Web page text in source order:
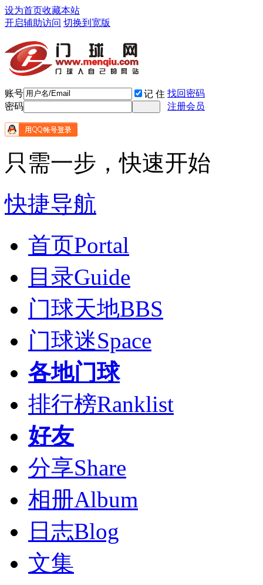
设为首页收藏本站
开启辅助访问 切换到宽版
账号 记 住 找回密码
密码
注册会员
只需一步，快速开始
快捷导航
首页Portal
目录Guide
门球天地BBS
门球迷Space
各地门球
排行榜Ranklist
好友
分享Share
相册Album
日志Blog
文集